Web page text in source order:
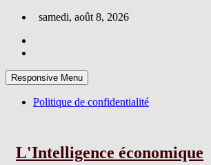
Skip
content
samedi, août 8, 2026
Responsive Menu
Politique de confidentialité
L'Intelligence économique